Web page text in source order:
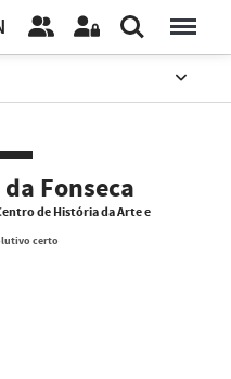
Fonseca
de História da Arte e
certo